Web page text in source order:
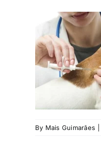
By Mais Guimarães